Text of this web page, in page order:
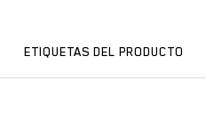
ETIQUETAS DEL PRODUCTO